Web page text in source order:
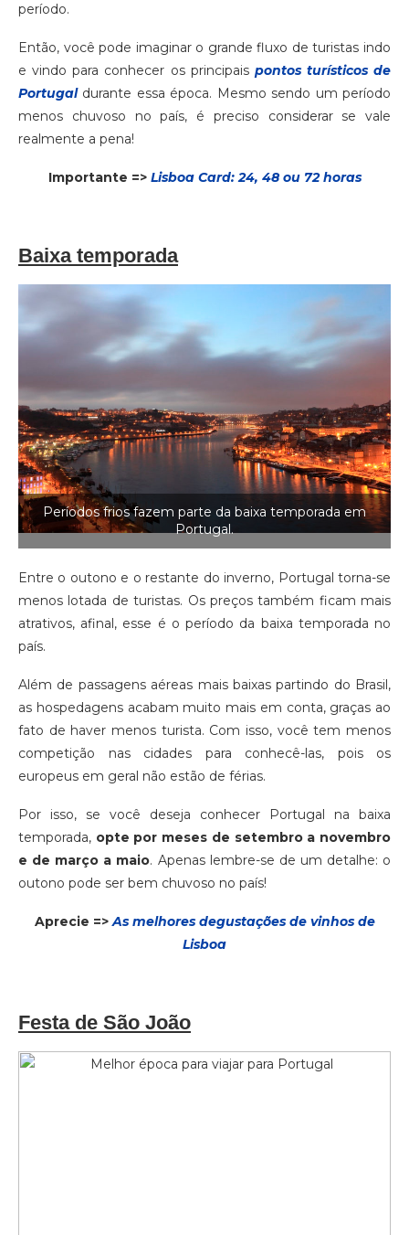
período.
Então, você pode imaginar o grande fluxo de turistas indo
e vindo para conhecer os principais pontos turísticos de
Portugaldurante essa época. Mesmo sendo um período
menos chuvoso no país, é preciso considerar se vale
realmente a pena!
Importante => Lisboa Card: 24, 48 ou 72 horas
Baixa temporada
Períodos frios fazem parte da baixa temporada em
Portugal.
Entre o outono e o restante do inverno, Portugal torna-se
menos lotada de turistas. Os preços também ficam mais
atrativos, afinal, esse é o período da baixa temporada no
país.
Além de passagens aéreas mais baixas partindo do Brasil,
as hospedagens acabam muito mais em conta, graças ao
fato de haver menos turista. Com isso, você tem menos
competição nas cidades para conhecê-las, pois os
europeus em geral não estão de férias.
Por isso, se você deseja conhecer Portugal na baixa
temporada, opte por meses de setembro a novembro
e de março a maio. Apenas lembre-se de um detalhe: o
outono pode ser bem chuvoso no país!
Aprecie =>As melhores degustações de vinhos de
Lisboa
Festa de São João